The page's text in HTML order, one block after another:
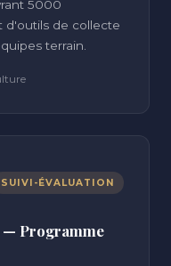
5000
d'outils de collecte
terrain.
SUIVI-ÉVALUATION
Programme